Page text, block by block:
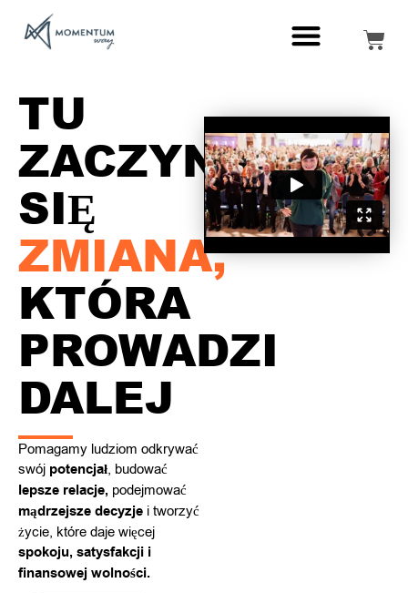
TU
ZACZYNA
SIĘ
ZMIANA,
KTÓRA
PROWADZI
DALEJ
Pomagamy ludziom odkrywać
swój potencjał, budować
lepsze relacje, podejmować
mądrzejsze decyzje i tworzyć
życie, które daje więcej
spokoju, satysfakcji i
finansowej wolności.